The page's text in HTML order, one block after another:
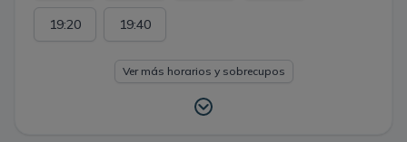
19:20 19:40
Ver más horarios y sobrecupos